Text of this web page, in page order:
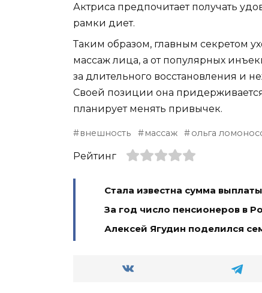
Актриса предпочитает получать
рамки диет.
Таким образом, главным секретом
массаж лица, а от популярных
за длительного восстановления и
Своей позиции она
планирует менять привычек.
внешность массаж ольга
Рейтинг
Стала известна сумма
За год число пенсионеров в
Алексей Ягудин поделился